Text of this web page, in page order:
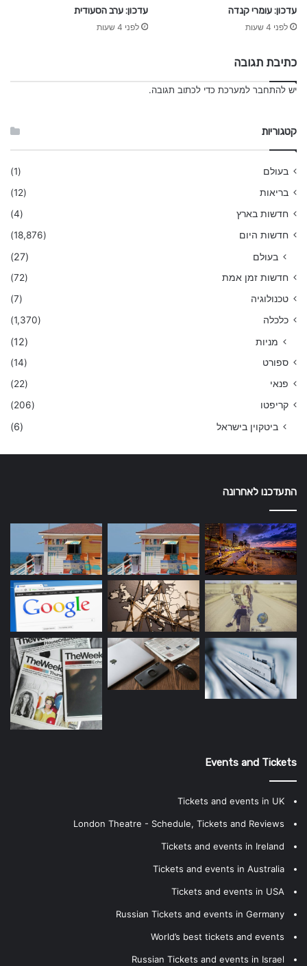
עדכון: עומרי קנדה
לפני 4 שעות
עדכון: ערב הסעודית
לפני 4 שעות
כתיבת תגובה
יש להתחבר למערכת כדי לכתוב תגובה.
קטגוריות
בעולם
(1)
בריאות
(12)
חדשות בארץ
(4)
חדשות היום
(18,876)
בעולם (27)
חדשות זמן אמת
(72)
טכנולוגיה
(7)
כלכלה
(1,370)
מניות (12)
ספורט
(14)
פנאי
(22)
קריפטו
(206)
ביטקוין בישראל (6)
התעדכנו לאחרונה
Events and Tickets
Tickets and events in UK
London Theatre - Schedule, Tickets and Reviews
Tickets and events in Ireland
Tickets and events in Australia
Tickets and events in USA
Russian Tickets and events in Germany
World’s best tickets and events
Russian Tickets and events in Israel